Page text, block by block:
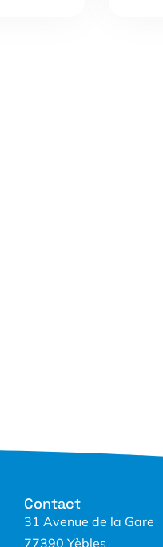
Contact
31 Avenue de la Gare
77390 Yèbles